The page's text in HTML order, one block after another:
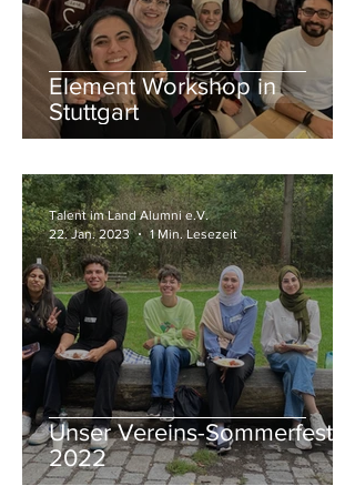
Element Workshop in
Stuttgart
Unser Vereins-Sommerfest
2022
Talent im Land Alumni e.V.
22. Jan. 2023
1 Min. Lesezeit